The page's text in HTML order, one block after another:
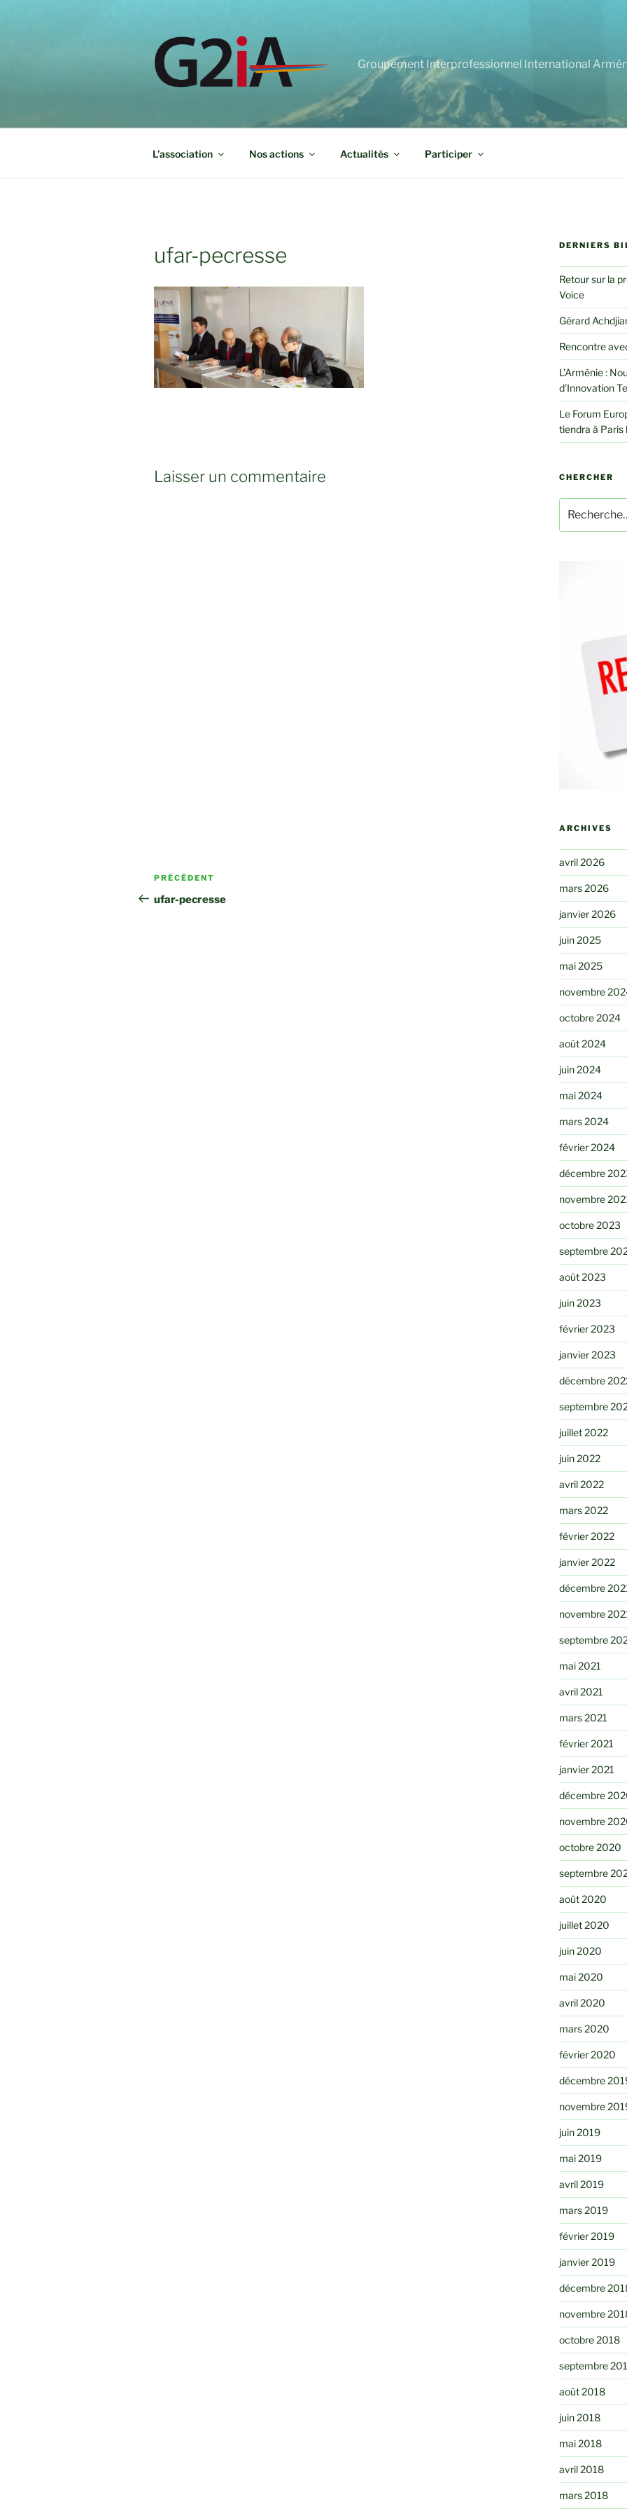
Groupement Interprofessionnel International
L’association Nos actions Actualités Participer
ufar-pecresse
Laisser un commentaire
Navigation
de
Article
précédent
PRÉCÉDENT
ufar-pecresse
DERNIERS
Retour sur la
Voice
Gérard
Rencontre
L’Arménie :
d’Innovation
Le Forum
tiendra à Paris
CHERCHER
pour
:
ARCHIVES
avril 2026
mars 2026
janvier 2026
juin 2025
mai 2025
novembre
octobre 2024
août 2024
juin 2024
mai 2024
mars 2024
février 2024
décembre
novembre
octobre 2023
septembre
août 2023
juin 2023
février 2023
janvier 2023
décembre
septembre
juillet 2022
juin 2022
avril 2022
mars 2022
février 2022
janvier 2022
décembre
novembre
septembre
mai 2021
avril 2021
mars 2021
février 2021
janvier 2021
décembre
novembre
octobre 2020
septembre
août 2020
juillet 2020
juin 2020
mai 2020
avril 2020
mars 2020
février 2020
décembre
novembre
juin 2019
mai 2019
avril 2019
mars 2019
février 2019
janvier 2019
décembre
novembre
octobre 2018
septembre
août 2018
juin 2018
mai 2018
avril 2018
mars 2018